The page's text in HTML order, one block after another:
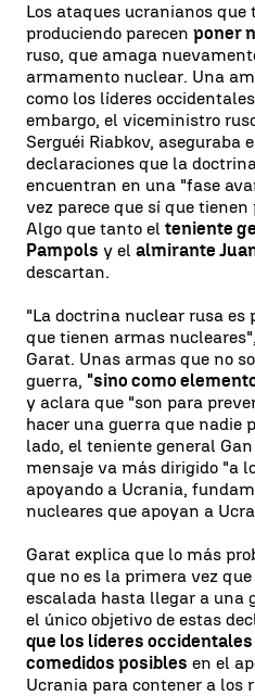
Los ataques ucranianos que
produciendo parecen poner
ruso, que amaga
armamento nuclear. Una
como los líderes occidentales
embargo, el viceministro
Serguéi Riabkov, aseguraba
declaraciones que la
encuentran en una "fase
vez parece que sí que
Algo que tanto el teniente
Pampols y el almirante
descartan.
"La doctrina nuclear rusa es
que tienen armas
Garat. Unas armas que no
guerra, "sino como
y aclara que "son para
hacer una guerra que nadie
lado, el teniente general
mensaje va más dirigido "a
apoyando a Ucrania,
nucleares que apoyan a
Garat explica que lo más
que no es la primera vez
escalada hasta llegar a una
el único objetivo de estas
que los líderes
comedidos posibles en el
Ucrania para contener a los